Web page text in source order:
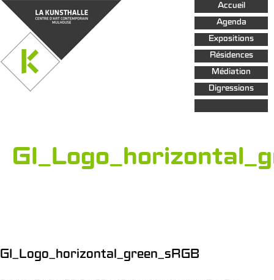
Aller au
contenu
principal
Accueil
Agenda
Expositions
Résidences
Médiation
Digressions
GI_Logo_horizontal_green_sRGB